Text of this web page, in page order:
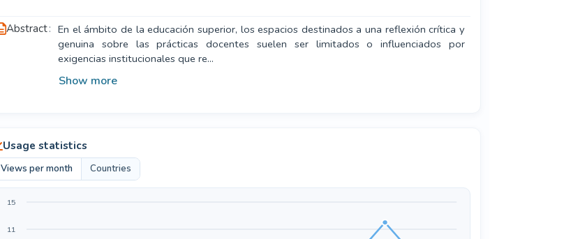
Abstract
En el ámbito de la educación superior, los espacios destinados a una reflexión crítica y
genuina sobre las prácticas docentes suelen ser limitados o influenciados por
exigencias institucionales que re...
Show more
Usage statistics
Views per month Countries
11
15